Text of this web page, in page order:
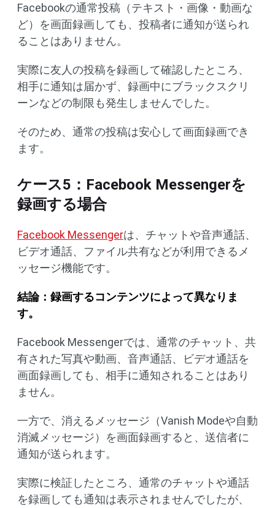
Facebookの通常投稿（テキスト・画像・動画な
ど）を画面録画しても、投稿者に通知が送られ
ることはありません。
実際に友人の投稿を録画して確認したところ、
相手に通知は届かず、録画中にブラックスクリ
ーンなどの制限も発生しませんでした。
そのため、通常の投稿は安心して画面録画でき
ます。
ケース5：Facebook Messengerを
録画する場合
Facebook Messengerは、チャットや音声通話、
ビデオ通話、ファイル共有などが利用できるメ
ッセージ機能です。
結論：録画するコンテンツによって異なりま
す。
Facebook Messengerでは、通常のチャット、共
有された写真や動画、音声通話、ビデオ通話を
画面録画しても、相手に通知されることはあり
ません。
一方で、消えるメッセージ（Vanish Modeや自動
消滅メッセージ）を画面録画すると、送信者に
通知が送られます。
実際に検証したところ、通常のチャットや通話
を録画しても通知は表示されませんでしたが、